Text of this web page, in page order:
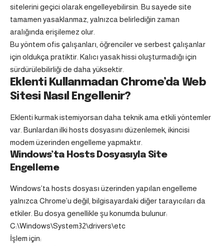
sitelerini geçici olarak engelleyebilirsin. Bu sayede site
tamamen yasaklanmaz, yalnızca belirlediğin zaman
aralığında erişilemez olur.
Bu yöntem ofis çalışanları, öğrenciler ve serbest çalışanlar
için oldukça pratiktir. Kalıcı yasak hissi oluşturmadığı için
sürdürülebilirliği de daha yüksektir.
Eklenti Kullanmadan Chrome’da Web
Sitesi Nasıl Engellenir?
Eklenti kurmak istemiyorsan daha teknik ama etkili yöntemler
var. Bunlardan ilki hosts dosyasını düzenlemek, ikincisi
modem üzerinden engelleme yapmaktır.
Windows’ta Hosts Dosyasıyla Site
Engelleme
Windows’ta hosts dosyası üzerinden yapılan engelleme
yalnızca Chrome’u değil, bilgisayardaki diğer tarayıcıları da
etkiler. Bu dosya genellikle şu konumda bulunur:
C:\Windows\System32\drivers\etc
İşlem için: